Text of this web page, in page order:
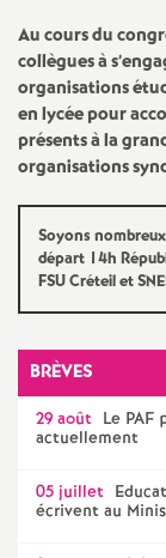
Au cours du
collègues à
organisations
en lycée pour
présents à la
organisations
Soyons
départ 14h
FSUCréteil et
BRÈVES
29 août Le PAF
actuellement
05 juillet
écrivent au